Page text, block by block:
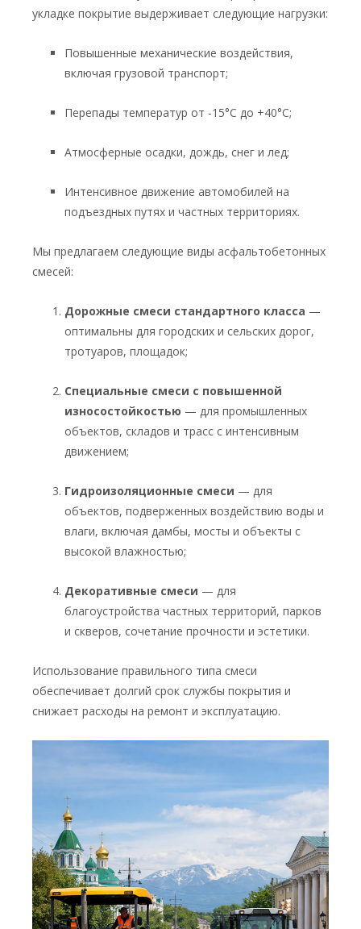
укладке покрытие выдерживает следующие нагрузки:
Повышенные механические воздействия,
включая грузовой транспорт;
Перепады температур от -15°С до +40°С;
Атмосферные осадки, дождь, снег и лед;
Интенсивное движение автомобилей на
подъездных путях и частных территориях.
Мы предлагаем следующие виды асфальтобетонных
смесей:
Дорожные смеси стандартного класса —
оптимальны для городских и сельских дорог,
тротуаров, площадок;
Специальные смеси с повышенной
износостойкостью — для промышленных
объектов, складов и трасс с интенсивным
движением;
Гидроизоляционные смеси — для
объектов, подверженных воздействию воды и
влаги, включая дамбы, мосты и объекты с
высокой влажностью;
Декоративные смеси — для
благоустройства частных территорий, парков
и скверов, сочетание прочности и эстетики.
Использование правильного типа смеси
обеспечивает долгий срок службы покрытия и
снижает расходы на ремонт и эксплуатацию.